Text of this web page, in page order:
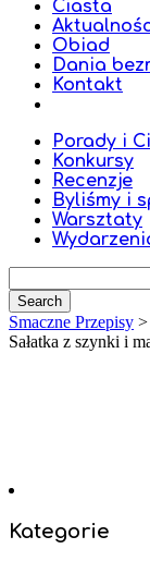
Ciasta
Obiad
Dania
Kontakt
Porady i
Konkursy
Recenzje
Byliśmy i
Warsztaty
Smaczne Przepisy >
Sałatka z szynki i
Kategorie